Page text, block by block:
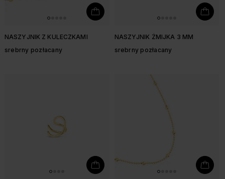
NASZYJNIK Z KULECZKAMI
srebrny pozłacany
NASZYJNIK ŻMIJKA 3 MM
srebrny pozłacany